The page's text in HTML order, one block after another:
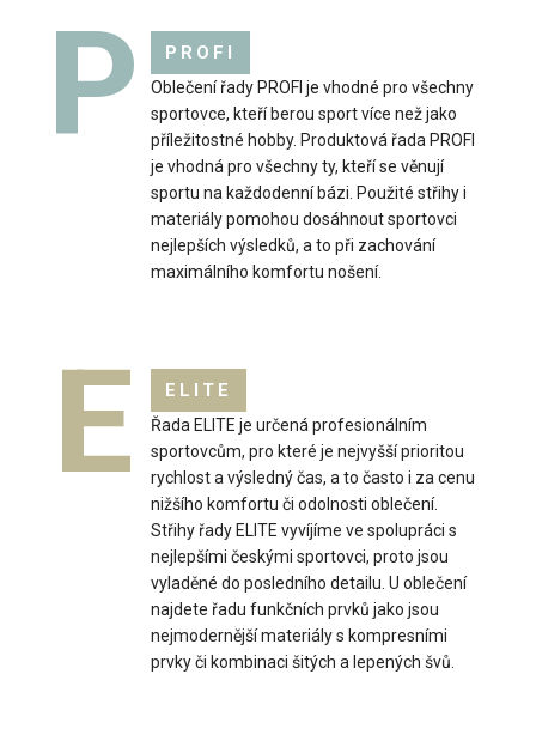
..
P PROFI
Oblečení řady PROFI je vhodné pro všechny
sportovce, kteří berou sport více než jako
příležitostné hobby. Produktová řada PROFI
je vhodná pro všechny ty, kteří se věnují
sportu na každodenní bázi. Použité střihy i
materiály pomohou dosáhnout sportovci
nejlepších výsledků, a to při zachování
maximálního komfortu nošení.
E ELITE
Řada ELITE je určená profesionálním
sportovcům, pro které je nejvyšší prioritou
rychlost a výsledný čas, a to často i za cenu
nižšího komfortu či odolnosti oblečení.
Střihy řady ELITE vyvíjíme ve spolupráci s
nejlepšími českými sportovci, proto jsou
vyladěné do posledního detailu. U oblečení
najdete řadu funkčních prvků jako jsou
nejmodernější materiály s kompresními
prvky či kombinaci šitých a lepených švů.